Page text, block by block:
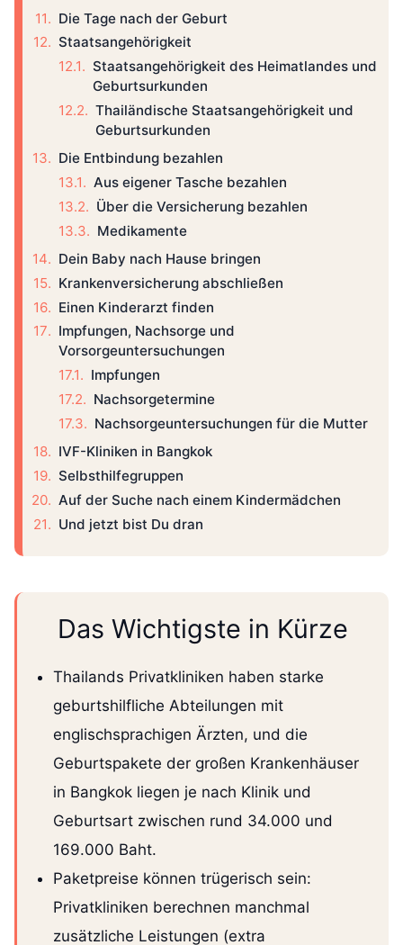
Die Tage nach der Geburt
Staatsangehörigkeit
Staatsangehörigkeit des Heimatlandes und
Geburtsurkunden
Thailändische Staatsangehörigkeit und
Geburtsurkunden
Die Entbindung bezahlen
Aus eigener Tasche bezahlen
Über die Versicherung bezahlen
Medikamente
Dein Baby nach Hause bringen
Krankenversicherung abschließen
Einen Kinderarzt finden
Impfungen, Nachsorge und
Vorsorgeuntersuchungen
Impfungen
Nachsorgetermine
Nachsorgeuntersuchungen für die Mutter
IVF-Kliniken in Bangkok
Selbsthilfegruppen
Auf der Suche nach einem Kindermädchen
Und jetzt bist Du dran
Das Wichtigste in Kürze
Thailands Privatkliniken haben starke
geburtshilfliche Abteilungen mit
englischsprachigen Ärzten, und die
Geburtspakete der großen Krankenhäuser
in Bangkok liegen je nach Klinik und
Geburtsart zwischen rund 34.000 und
169.000 Baht.
Paketpreise können trügerisch sein:
Privatkliniken berechnen manchmal
zusätzliche Leistungen (extra